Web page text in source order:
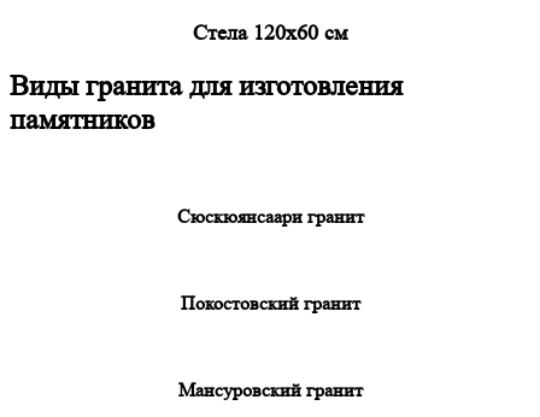
Cтела 120x60 см
Виды гранита для изготовления
памятников
Сюскюянсаари гранит
Покостовский гранит
Мансуровский гранит